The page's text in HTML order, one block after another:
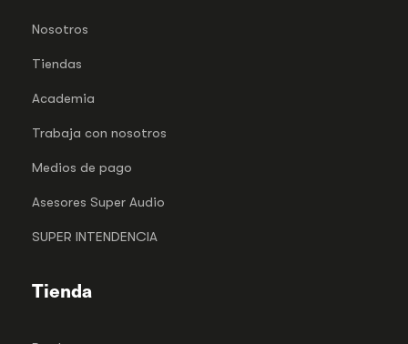
Nosotros
Tiendas
Academia
Trabaja con nosotros
Medios de pago
Asesores Super Audio
SUPER INTENDENCIA
Tienda